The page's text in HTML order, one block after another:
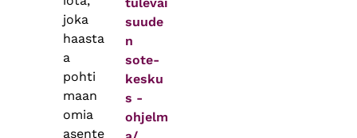
joka
haasta
a
pohti
maan
omia
asente
suude
n
sote-
kesku
s -
ohjelm